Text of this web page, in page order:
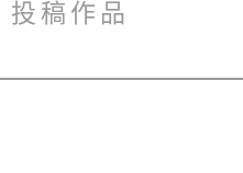
投稿作品